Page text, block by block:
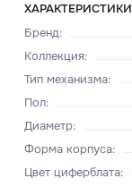
ХАРАКТЕРИСТИКИ
Бренд:
Коллекция:
Тип механизма:
Пол:
Диаметр:
Форма корпуса:
Цвет циферблата: